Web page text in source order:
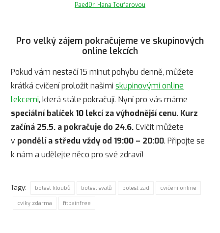
PaedDr. Hana Toufarovou
Pro velký zájem pokračujeme ve skupinových
online lekcích
Pokud vám nestačí 15 minut pohybu denně, můžete
krátká cvičení proložit našimiskupinovými online
lekcemi, která stále pokračují. Nyní pro vás máme
speciální balíček 10 lekcí za výhodnější cenu. Kurz
začíná 25.5. a pokračuje do 24.6.Cvičit můžete
v pondělí a středu vždy od 19:00 – 20:00. Připojte se
k nám a udělejte něco pro své zdraví!
Tagy: bolest kloubů bolest svalů bolest zad cvičení online
cviky zdarma fitpainfree